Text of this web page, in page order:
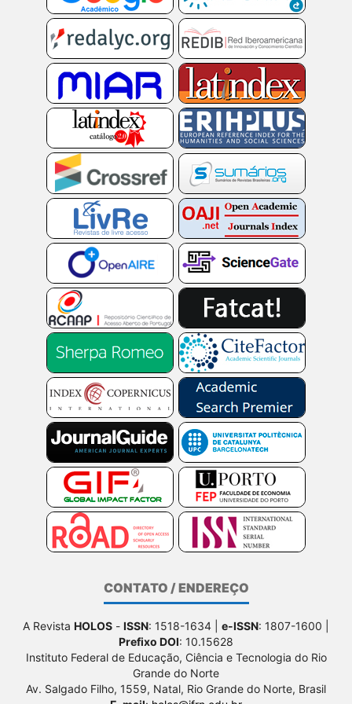
CONTATO / ENDEREÇO
A Revista HOLOS - ISSN: 1518-1634 | e-ISSN: 1807-1600 |
Prefixo DOI: 10.15628
Instituto Federal de Educação, Ciência e Tecnologia do Rio
Grande do Norte
Av. Salgado Filho, 1559, Natal, Rio Grande do Norte, Brasil